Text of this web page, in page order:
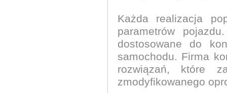
Każda realizacja
parametrów
dostosowane do
samochodu. Firma
rozwiązań, które
zmodyfikowanego